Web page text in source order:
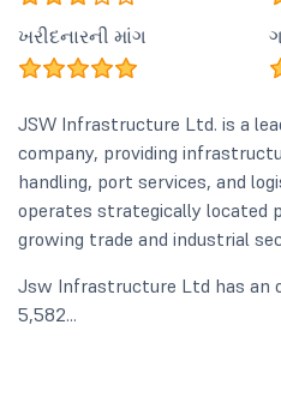
ખરીદનારની માંગ
JSW Infrastructure Ltd. is a
company, providing
handling, port services, and
operates strategically located
growing trade and industrial
Jsw Infrastructure Ltd has an
5,582...